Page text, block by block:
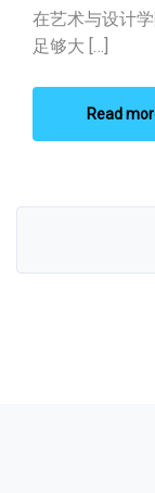
在艺术与设计
足够大 […]
Read